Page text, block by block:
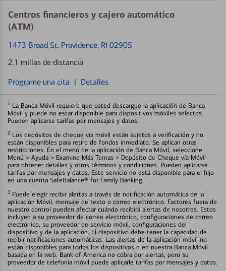
Centros financieros y cajero automático
(ATM)
1473 Broad St, Providence, RI 02905
2.1 millas de distancia
Programe una cita | Detalles
1 La Banca Móvil requiere que usted descargue la aplicación de Banca
Móvil y puede no estar disponible para dispositivos móviles selectos.
Pueden aplicarse tarifas por mensajes y datos.
2 Los depósitos de cheque vía móvil están sujetos a verificación y no
están disponibles para retiro de fondos inmediato. Se aplican otras
restricciones. En el menú de la aplicación de Banca Móvil, seleccione
Menú > Ayuda > Examine Más Temas > Depósito de Cheque vía Móvil
para obtener detalles y otros términos y condiciones. Pueden aplicarse
tarifas por mensajes y datos. Este servicio no está disponible para el hijo
en una cuenta SafeBalance® for Family Banking.
3 Puede elegir recibir alertas a través de notificación automática de la
aplicación Móvil, mensaje de texto o correo electrónico. Factores fuera de
nuestro control pueden afectar cuándo recibirá alertas de nosotros. Estos
incluyen a su proveedor de correo electrónico, configuraciones de correo
electrónico, su proveedor de servicio móvil, configuraciones del
dispositivo y de la aplicación. El dispositivo debe tener la capacidad de
recibir notificaciones automáticas. Las alertas de la aplicación móvil no
están disponibles para todos los dispositivos o en nuestra Banca Móvil
basada en la web. Bank of America no cobra por alertas, pero su
proveedor de telefonía móvil puede aplicarle tarifas por mensajes y datos.